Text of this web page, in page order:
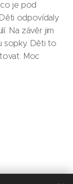
je pod
odpovídaly
Na závěr jim
sopky. Děti to
Moc